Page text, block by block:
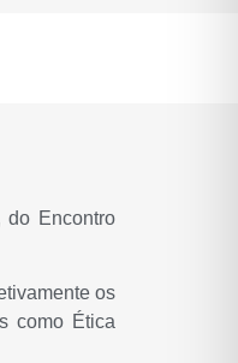
do Encontro
os
como Ética